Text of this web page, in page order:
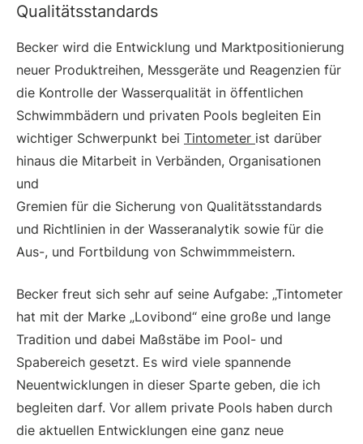
Qualitätsstandards
Becker wird die Entwicklung und Marktpositionierung
neuer Produktreihen, Messgeräte und Reagenzien für
die Kontrolle der Wasserqualität in öffentlichen
Schwimmbädern und privaten Pools begleiten Ein
wichtiger Schwerpunkt bei Tintometer ist darüber
hinaus die Mitarbeit in Verbänden, Organisationen
und
Gremien für die Sicherung von Qualitätsstandards
und Richtlinien in der Wasseranalytik sowie für die
Aus-, und Fortbildung von Schwimmmeistern.
Becker freut sich sehr auf seine Aufgabe: „Tintometer
hat mit der Marke „Lovibond“ eine große und lange
Tradition und dabei Maßstäbe im Pool- und
Spabereich gesetzt. Es wird viele spannende
Neuentwicklungen in dieser Sparte geben, die ich
begleiten darf. Vor allem private Pools haben durch
die aktuellen Entwicklungen eine ganz neue